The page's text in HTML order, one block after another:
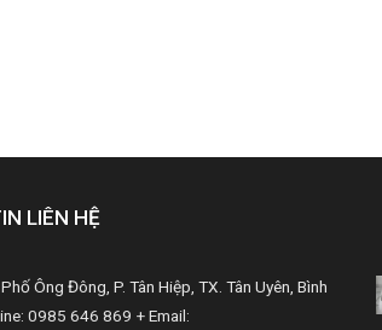
LIÊN HỆ
Ông Đông, P. Tân Hiệp, TX. Tân Uyên, Bình
0985 646 869 + Email: